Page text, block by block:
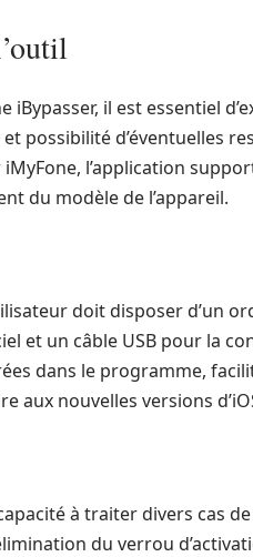
il est essentiel
possibilité d’éventuelles
l’application
du modèle de l’appareil.
doit disposer d’un
et un câble USB pour la
dans le programme,
aux nouvelles versions
à traiter divers cas
du verrou